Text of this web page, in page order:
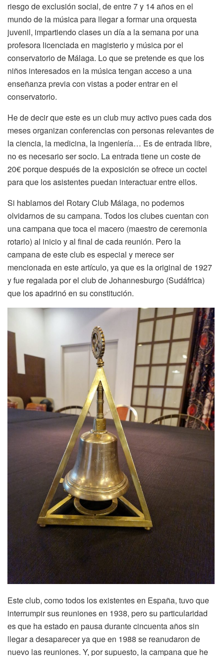
riesgo de exclusión social, de entre 7 y 14 años en el
mundo de la música para llegar a formar una orquesta
juvenil, impartiendo clases un día a la semana por una
profesora licenciada en magisterio y música por el
conservatorio de Málaga. Lo que se pretende es que los
niños interesados en la música tengan acceso a una
enseñanza previa con vistas a poder entrar en el
conservatorio.
He de decir que este es un club muy activo pues cada dos
meses organizan conferencias con personas relevantes de
la ciencia, la medicina, la ingeniería… Es de entrada libre,
no es necesario ser socio. La entrada tiene un coste de
20€ porque después de la exposición se ofrece un coctel
para que los asistentes puedan interactuar entre ellos.
Si hablamos del Rotary Club Málaga, no podemos
olvidarnos de su campana. Todos los clubes cuentan con
una campana que toca el macero (maestro de ceremonia
rotario) al inicio y al final de cada reunión. Pero la
campana de este club es especial y merece ser
mencionada en este artículo, ya que es la original de 1927
y fue regalada por el club de Johannesburgo (Sudáfrica)
que los apadrinó en su constitución.
Este club, como todos los existentes en España, tuvo que
interrumpir sus reuniones en 1938, pero su particularidad
es que ha estado en pausa durante cincuenta años sin
llegar a desaparecer ya que en 1988 se reanudaron de
nuevo las reuniones. Y, por supuesto, la campana que he